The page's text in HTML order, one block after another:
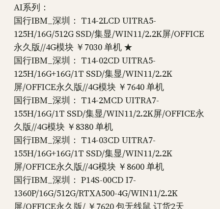
AI系列：
国行IBM_深圳： T14-2LCD UITRA5-
125H/16G/512G SSD/集显/WIN11/2.2K屏/OFFICE
永久版//4G模块 ￥7030 单机 ★
国行IBM_深圳： T14-02CD UITRA5-
125H/16G+16G/1T SSD/集显/WIN11/2.2K
屏/OFFICE永久版//4G模块 ￥7640 单机
国行IBM_深圳： T14-2MCD UITRA7-
155H/16G/1T SSD/集显/WIN11/2.2K屏/OFFICE永
久版//4G模块 ￥8380 单机
国行IBM_深圳： T14-03CD UITRA7-
155H/16G+16G/1T SSD/集显/WIN11/2.2K
屏/OFFICE永久版//4G模块 ￥8600 单机
国行IBM_深圳： P14S-00CD I7-
1360P/16G/512G/RTXA500-4G/WIN11/2.2K
屏/OFFICE永久版/ ￥7620 包无线鼠 订货2天